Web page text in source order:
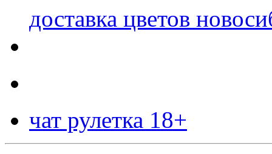
доставка цветов
чат рулетка 18+